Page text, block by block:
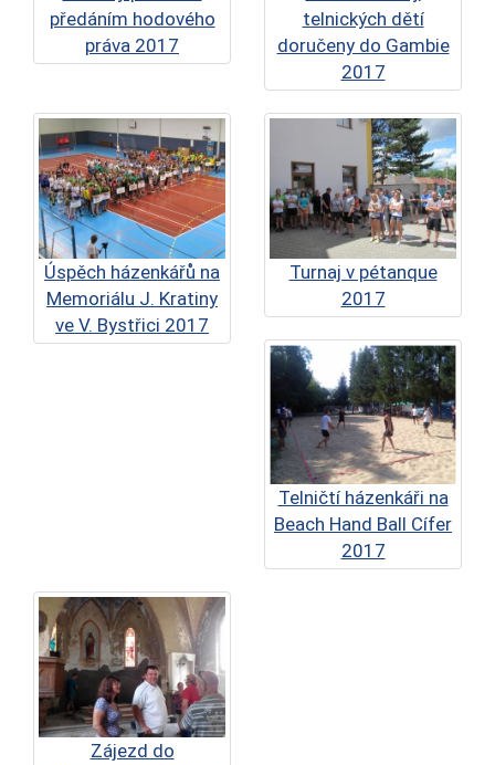
předáním hodového
práva 2017
telnických dětí
doručeny do Gambie
2017
Úspěch házenkářů na
Memoriálu J. Kratiny
ve V. Bystřici 2017
Turnaj v pétanque
2017
Telničtí házenkáři na
Beach Hand Ball Cífer
2017
Zájezd do